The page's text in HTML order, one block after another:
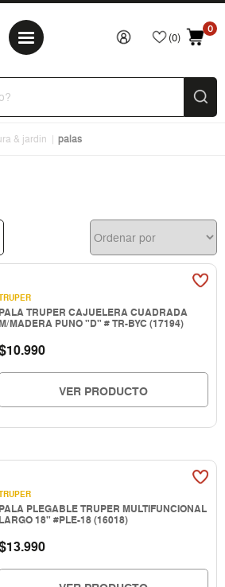
(0)
0
& jardin palas
PALA TRUPER CAJUELERA CUADRADA
MADERA PUNO "D" # TR-BYC (17194)
10.990
VER PRODUCTO
PALA PLEGABLE TRUPER MULTIFUNCIONAL
LARGO 18" #PLE-18 (16018)
13.990